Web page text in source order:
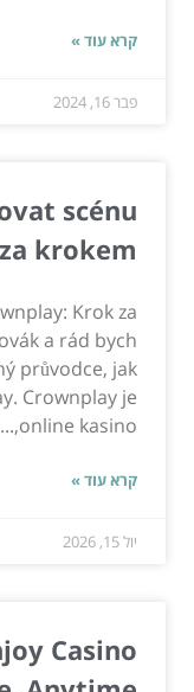
קרא עוד »
פבר 16, 2024
scénu
krokem
Krok za
a rád bych
průvodce, jak
Crownplay je
online kasino,...
קרא עוד »
יול 15, 2026
Casino